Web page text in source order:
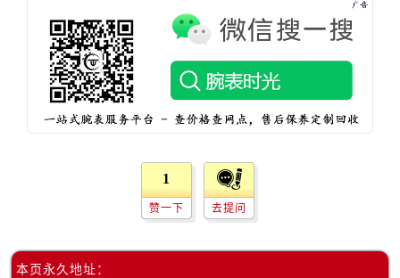
内蒙古自治区呼伦贝尔市海拉尔区中央街欧米茄售后服务中心（需提前预约）
内蒙古自治区兴安盟市乌兰浩特市兴安大街欧米茄售后服务中心（需提前预约）
1
赞一下 去提问
本页永久地址：